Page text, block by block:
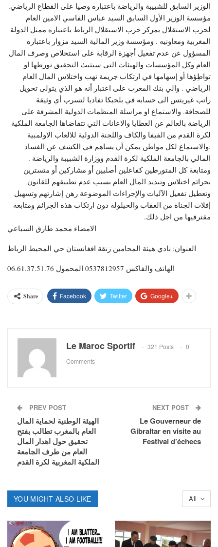
الوزير السابق للشبيبة والرياضة باعتباره وصيا على القطاع الرياضي.
مؤسسة الوزير الأول السابق السيد عباس الفاسي الامين العام
لحزب الاستقلال بمركز حزب الاستقلال الرباط باعتباره ممثل الدولة
المغربية ومعاونيه . ومؤسسة وزير المالية السيد مزوار باعتباره
المسؤول عن عدم تفعيل أجهزة الرقابة على استخلاص وصرف المال
العام وكل المؤسسات والهيئات التي سيثبث التحقيق تورطها او
تواطِؤها أو إسهامها في ارتكاب جريمة نهب واختلاس المال العام
الرياضي . والي بنك المغرب على اعتبار أنه هو الذي يتولى تحويل
راتب غيريتس الى حسابه في بلجيكا تفاديا لتسرب أي وثيقة
للصحافة. والاستماع او مراسلة المنظمات الدولية المشرفة على
الرياضة بالعالم عن العطايا والاعانات التي تتقاضاها الجامعة الملكية
لكرة القدم من الفيفا والكاف واللجنة الدولية للالعاب الاولمبية
.والاستماع لكل مواطن يمكن أن يساهم في الكشف عن الفساد
المالي بالجامعة الملكية لكرة القدم ووزارة الشبيبة والرياضة .
ومتابعة كل المتورطين كفاعلين أصليين أو مشاركين أو متسترين
بجرائم اختلاس وتبديد المال العام بسبب عدم تطبيقهم للقانون
وتعطيل تفعيل الآليات والإجراءات الموضوعة رهن إشارتهم وتسهيل
إفلات الجناة من العقاب والحيلولة دون ارتكاب هذه الجرائم ومتابعة
مقترفيها من اجل ذلك.
الامضاء محمد طارق السباعي
العنوان: نادي هيئة المحامين زنقة افغانستان حي المحيط الرباط
الهاتف والفاكس 0537812957 المحمول 06.61.37.51.76
Share Facebook Twitter Google+
Le Maroc Sportif 321 Posts
0
Comments
PREV POST
الهيئة الوطنية لحماية المال
العام بالمغرب تطالب بفتح
تحقيق حول اهدار المال
العام من طرف الجامعة
الملكية المغربية لكرة القدم
NEXT POST
Le Gouverneur de
Gibraltar en visite au
Festival d’échecs
All
YOU MIGHT ALSO LIKE